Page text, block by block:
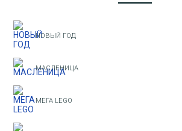
НОВЫЙ ГОД
МАСЛЕНИЦА
МЕГА LEGO